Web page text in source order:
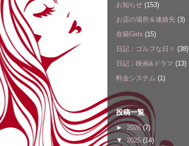
お知らせ (153)
お店の場所＆連絡先 (3)
在籍Girls (15)
日記：ゴルフな日々 (38)
日記：映画&ドラマ (13)
料金システム (1)
投稿一覧
►2026(7)
▼2025 (14)